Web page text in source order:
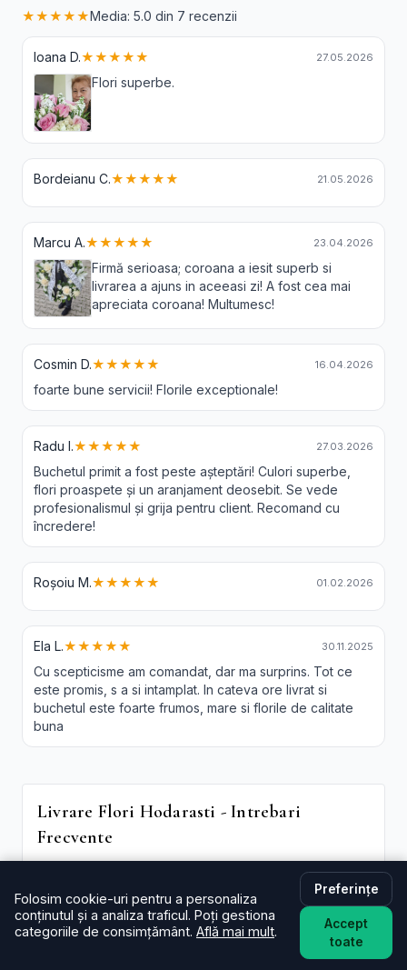
★★★★★Media: 5.0 din 7 recenzii
Ioana D.★★★★★ 27.05.2026
Flori superbe.
Bordeianu C.★★★★★ 21.05.2026
Marcu A.★★★★★ 23.04.2026
Firmă serioasa; coroana a iesit superb si
livrarea a ajuns in aceeasi zi! A fost cea mai
apreciata coroana! Multumesc!
Cosmin D.★★★★★ 16.04.2026
foarte bune servicii! Florile exceptionale!
Radu I.★★★★★ 27.03.2026
Buchetul primit a fost peste așteptări! Culori superbe,
flori proaspete și un aranjament deosebit. Se vede
profesionalismul și grija pentru client. Recomand cu
încredere!
Roșoiu M.★★★★★ 01.02.2026
Ela L.★★★★★ 30.11.2025
Cu scepticisme am comandat, dar ma surprins. Tot ce
este promis, s a si intamplat. In cateva ore livrat si
buchetul este foarte frumos, mare si florile de calitate
buna
Livrare Flori Hodarasti - Intrebari
Frecvente
De regulă în aceeași zi (2–4 ore) pentru comenzi
plasate în intervalul programului. La checkout poți
alege intervalul preferat; oferim șilivrare flori
Hodarasti in aceeasi zi
în funcție de disponibilitate.
Folosim cookie-uri pentru a personaliza
conținutul și a analiza traficul. Poți gestiona
categoriile de consimțământ. Află mai mult.
Preferințe
Accept
toate